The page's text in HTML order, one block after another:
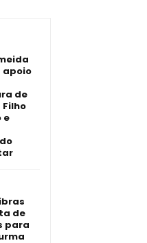
apoio
de
e
de
para